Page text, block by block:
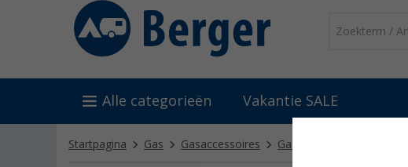
Alle categorieën Vakantie SALE
Startpagina Gas Gasaccessoires Gasfilters